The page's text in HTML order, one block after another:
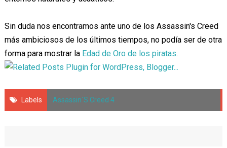
Sin duda nos encontramos ante uno de los Assassin's Creed
más ambiciosos de los últimos tiempos, no podía ser de otra
forma para mostrar la Edad de Oro de los piratas.
Labels Assassin´s Creed 4